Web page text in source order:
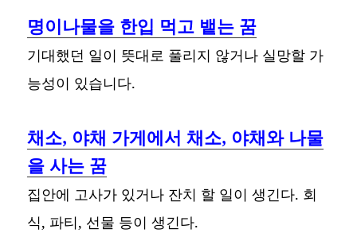
명이나물을 한입 먹고 뱉는 꿈
기대했던 일이 뜻대로 풀리지 않거나 실망할 가
능성이 있습니다.
채소, 야채 가게에서 채소, 야채와 나물
을 사는 꿈
집안에 고사가 있거나 잔치 할 일이 생긴다. 회
식, 파티, 선물 등이 생긴다.